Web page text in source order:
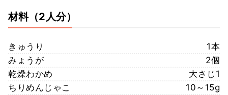
材料（2人分）
きゅうり
1本
みょうが
2個
乾燥わかめ
大さじ1
ちりめんじゃこ
10～15g